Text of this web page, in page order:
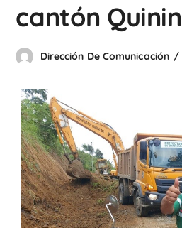
cantón
Dirección De Comunicación